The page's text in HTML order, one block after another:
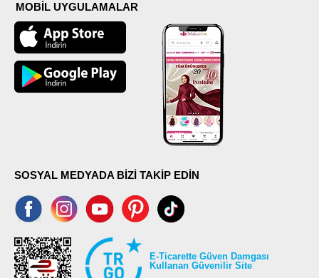
MOBİL UYGULAMALAR
SOSYAL MEDYADA BİZİ TAKİP EDİN
E-Ticarette Güven Damgası
Kullanan Güvenilir Site